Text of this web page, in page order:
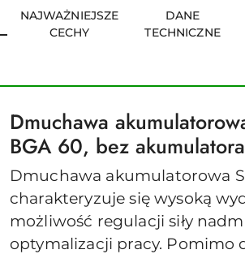
NAJWAŻNIEJSZE
CECHY
DANE
TECHNICZNE
Dmuchawa
BGA 60, bez
Dmuchawa akumulatorowa
charakteryzuje się wysoką
możliwość regulacji siły
optymalizacji pracy. Pomimo